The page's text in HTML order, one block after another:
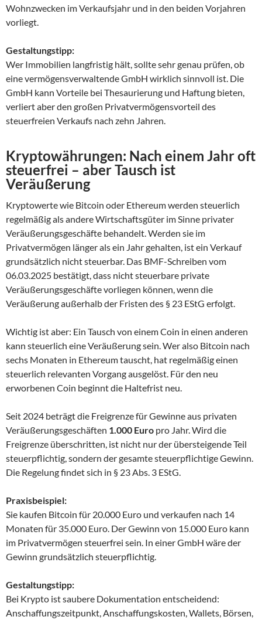
Wohnzwecken im Verkaufsjahr und in den beiden Vorjahren
vorliegt.
Gestaltungstipp:
Wer Immobilien langfristig hält, sollte sehr genau prüfen, ob
eine vermögensverwaltende GmbH wirklich sinnvoll ist. Die
GmbH kann Vorteile bei Thesaurierung und Haftung bieten,
verliert aber den großen Privatvermögensvorteil des
steuerfreien Verkaufs nach zehn Jahren.
Kryptowährungen: Nach einem Jahr oft
steuerfrei – aber Tausch ist
Veräußerung
Kryptowerte wie Bitcoin oder Ethereum werden steuerlich
regelmäßig als andere Wirtschaftsgüter im Sinne privater
Veräußerungsgeschäfte behandelt. Werden sie im
Privatvermögen länger als ein Jahr gehalten, ist ein Verkauf
grundsätzlich nicht steuerbar. Das BMF-Schreiben vom
06.03.2025 bestätigt, dass nicht steuerbare private
Veräußerungsgeschäfte vorliegen können, wenn die
Veräußerung außerhalb der Fristen des § 23 EStG erfolgt.
Wichtig ist aber: Ein Tausch von einem Coin in einen anderen
kann steuerlich eine Veräußerung sein. Wer also Bitcoin nach
sechs Monaten in Ethereum tauscht, hat regelmäßig einen
steuerlich relevanten Vorgang ausgelöst. Für den neu
erworbenen Coin beginnt die Haltefrist neu.
Seit 2024 beträgt die Freigrenze für Gewinne aus privaten
Veräußerungsgeschäften 1.000 Euro pro Jahr. Wird die
Freigrenze überschritten, ist nicht nur der übersteigende Teil
steuerpflichtig, sondern der gesamte steuerpflichtige Gewinn.
Die Regelung findet sich in § 23 Abs. 3 EStG.
Praxisbeispiel:
Sie kaufen Bitcoin für 20.000 Euro und verkaufen nach 14
Monaten für 35.000 Euro. Der Gewinn von 15.000 Euro kann
im Privatvermögen steuerfrei sein. In einer GmbH wäre der
Gewinn grundsätzlich steuerpflichtig.
Gestaltungstipp:
Bei Krypto ist saubere Dokumentation entscheidend:
Anschaffungszeitpunkt, Anschaffungskosten, Wallets, Börsen,